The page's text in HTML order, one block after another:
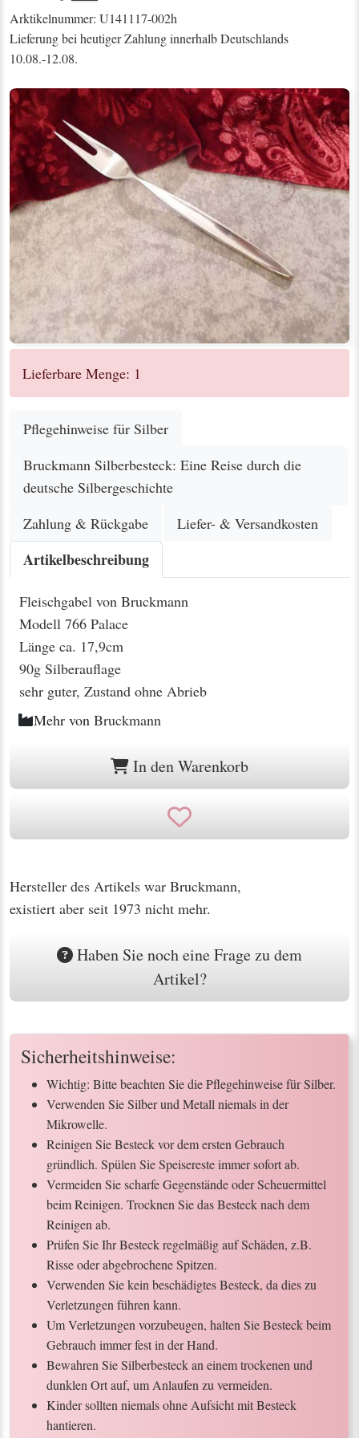
Arktikelnummer: U141117-002h
Lieferung bei heutiger Zahlung innerhalb Deutschlands
10.08.-12.08.
Lieferbare Menge: 1
Pflegehinweise für Silber
Bruckmann Silberbesteck: Eine Reise durch die
deutsche Silbergeschichte
Zahlung & Rückgabe
Liefer- & Versandkosten
Artikelbeschreibung
Fleischgabel von Bruckmann
Modell 766 Palace
Länge ca. 17,9cm
90g Silberauflage
sehr guter, Zustand ohne Abrieb
Mehr von Bruckmann
In den Warenkorb
Hersteller des Artikels war Bruckmann,
existiert aber seit 1973 nicht mehr.
Haben Sie noch eine Frage zu dem
Artikel?
Sicherheitshinweise:
Wichtig: Bitte beachten Sie die Pflegehinweise für Silber.
Verwenden Sie Silber und Metall niemals in der
Mikrowelle.
Reinigen Sie Besteck vor dem ersten Gebrauch
gründlich. Spülen Sie Speisereste immer sofort ab.
Vermeiden Sie scharfe Gegenstände oder Scheuermittel
beim Reinigen. Trocknen Sie das Besteck nach dem
Reinigen ab.
Prüfen Sie Ihr Besteck regelmäßig auf Schäden, z.B.
Risse oder abgebrochene Spitzen.
Verwenden Sie kein beschädigtes Besteck, da dies zu
Verletzungen führen kann.
Um Verletzungen vorzubeugen, halten Sie Besteck beim
Gebrauch immer fest in der Hand.
Bewahren Sie Silberbesteck an einem trockenen und
dunklen Ort auf, um Anlaufen zu vermeiden.
Kinder sollten niemals ohne Aufsicht mit Besteck
hantieren.